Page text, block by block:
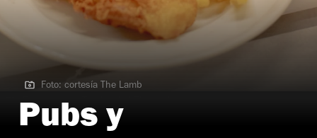
Foto: cortesía The Lamb | The lamb
Foto: cortesía The Lamb
Pubs y